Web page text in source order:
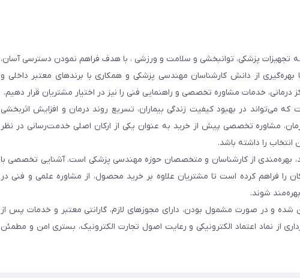
تجهیزات پزشکی، توانبخشی و سلامت و ورزشی ، با هدف فراهم نمودن دسترسی آسان،
بهره‌گیری از دانش کارشناسان مهندسی پزشکی و همکاری با برندهای معتبر داخلی و
درمانی، خدمات مشاوره تخصصی و راهنمایی فنی را نیز در اختیار مشتریان قرار دهیم.
می‌تواند در بهبود کیفیت زندگی بیماران، تسریع روند درمان و افزایش اثربخشی
مشاوره تخصصی پیش از خرید به عنوان یکی از ارکان اصلی خدمت‌رسانی در نظر
را داشته باشد.
بهره‌مندی از کارشناسان و متخصصان حوزه مهندسی پزشکی است. آشنایی تخصصی با
را فراهم کرده است تا مشتریان علاوه بر خرید محصول، از مشاوره علمی و فنی در
شوند.
شده و در صورت مشمول بودن، دارای مجوزهای لازم، گارانتی معتبر و خدمات پس از
از نماد اعتماد الکترونیکی و رعایت اصول تجارت الکترونیک، بستری امن و مطمئن